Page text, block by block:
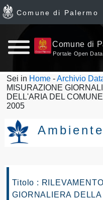
Home
News
Archivio
Dataset
dataset
Comune di Palermo
Comune di
Portale Open Data
Sei in Home -Archivio
MISURAZIONE
DELL'ARIA DEL
2005
Ambiente
Titolo :
GIORNALIERA